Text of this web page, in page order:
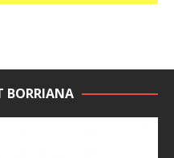
BORRIANA